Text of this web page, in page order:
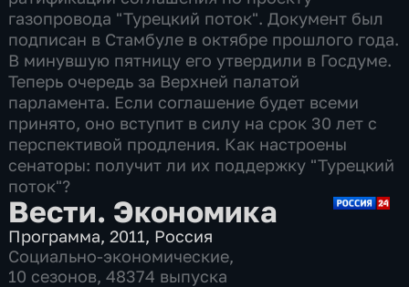
газопровода "Турецкий поток". Документ был
подписан в Стамбуле в октябре прошлого года.
В минувшую пятницу его утвердили в Госдуме.
Теперь очередь за Верхней палатой
парламента. Если соглашение будет всеми
принято, оно вступит в силу на срок 30 лет с
перспективой продления. Как настроены
сенаторы: получит ли их поддержку "Турецкий
поток"?
Вести. Экономика
Программа,2011, Россия
Социально-экономические,
10 сезонов, 48374 выпуска